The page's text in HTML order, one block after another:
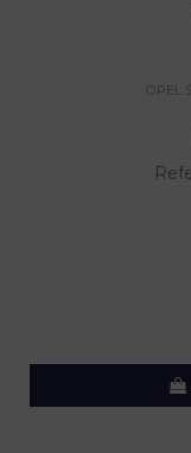
OPEL